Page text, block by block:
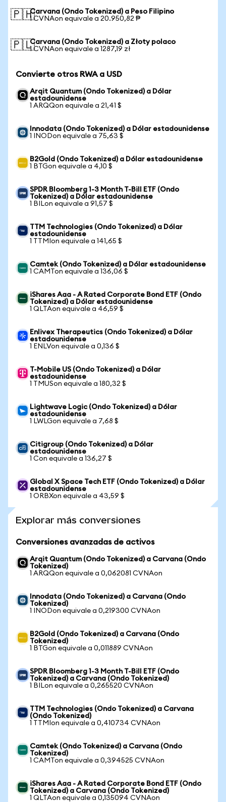
🇵🇭Carvana (Ondo Tokenized) a Peso Filipino
1 CVNAon equivale a 20.950,82 ₱
🇵🇱Carvana (Ondo Tokenized) a Złoty polaco
1 CVNAon equivale a 1287,19 zł
Convierte otros RWA a USD
Arqit Quantum (Ondo Tokenized) a Dólar
estadounidense
1 ARQQon equivale a 21,41 $
Innodata (Ondo Tokenized) a Dólar estadounidense
1 INODon equivale a 75,63 $
B2Gold (Ondo Tokenized) a Dólar estadounidense
1 BTGon equivale a 4,10 $
SPDR Bloomberg 1-3 Month T-Bill ETF (Ondo
Tokenized) a Dólar estadounidense
1 BILon equivale a 91,57 $
TTM Technologies (Ondo Tokenized) a Dólar
estadounidense
1 TTMIon equivale a 141,65 $
Camtek (Ondo Tokenized) a Dólar estadounidense
1 CAMTon equivale a 136,06 $
iShares Aaa - A Rated Corporate Bond ETF (Ondo
Tokenized) a Dólar estadounidense
1 QLTAon equivale a 46,59 $
Enlivex Therapeutics (Ondo Tokenized) a Dólar
estadounidense
1 ENLVon equivale a 0,136 $
T-Mobile US (Ondo Tokenized) a Dólar
estadounidense
1 TMUSon equivale a 180,32 $
Lightwave Logic (Ondo Tokenized) a Dólar
estadounidense
1 LWLGon equivale a 7,68 $
Citigroup (Ondo Tokenized) a Dólar
estadounidense
1 Con equivale a 136,27 $
Global X Space Tech ETF (Ondo Tokenized) a Dólar
estadounidense
1 ORBXon equivale a 43,59 $
Explorar más conversiones
Conversiones avanzadas de activos
Arqit Quantum (Ondo Tokenized) a Carvana (Ondo
Tokenized)
1 ARQQon equivale a 0,062081 CVNAon
Innodata (Ondo Tokenized) a Carvana (Ondo
Tokenized)
1 INODon equivale a 0,219300 CVNAon
B2Gold (Ondo Tokenized) a Carvana (Ondo
Tokenized)
1 BTGon equivale a 0,011889 CVNAon
SPDR Bloomberg 1-3 Month T-Bill ETF (Ondo
Tokenized) a Carvana (Ondo Tokenized)
1 BILon equivale a 0,265520 CVNAon
TTM Technologies (Ondo Tokenized) a Carvana
(Ondo Tokenized)
1 TTMIon equivale a 0,410734 CVNAon
Camtek (Ondo Tokenized) a Carvana (Ondo
Tokenized)
1 CAMTon equivale a 0,394525 CVNAon
iShares Aaa - A Rated Corporate Bond ETF (Ondo
Tokenized) a Carvana (Ondo Tokenized)
1 QLTAon equivale a 0,135094 CVNAon